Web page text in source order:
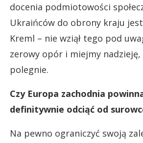
docenia podmiotowości
Ukraińców do obrony kraju
Kreml – nie wziął tego pod
zerowy opór i miejmy nadzieję,
polegnie.
Czy Europa zachodnia
definitywnie odciąć od
Na pewno ograniczyć swoją